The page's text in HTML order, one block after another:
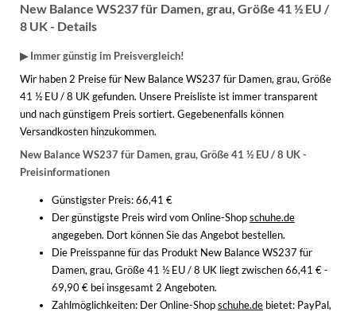
SNEAKERS
STIEFELETTEN
TREKKINGSANDALEN
WINTERSCHUHE
New Balance WS237 für Damen, grau, Größe 41 ½ EU /
8 UK - Details
▶ Immer günstig im Preisvergleich!
Wir haben 2 Preise für New Balance WS237 für Damen, grau, Größe
41 ½ EU / 8 UK gefunden. Unsere Preisliste ist immer transparent
und nach günstigem Preis sortiert. Gegebenenfalls können
Versandkosten hinzukommen.
New Balance WS237 für Damen, grau, Größe 41 ½ EU / 8 UK -
Preisinformationen
Günstigster Preis: 66,41 €
Der günstigste Preis wird vom Online-Shopschuhe.de
angegeben. Dort können Sie das Angebot bestellen.
Die Preisspanne für das Produkt New Balance WS237 für
Damen, grau, Größe 41 ½ EU / 8 UK liegt zwischen 66,41 € -
69,90 € bei insgesamt 2 Angeboten.
Zahlmöglichkeiten: Der Online-Shopschuhe.de bietet: PayPal,